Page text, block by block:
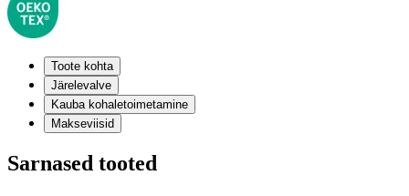
Toote kohta
Järelevalve
Kauba kohaletoimetamine
Makseviisid
Sarnased tooted